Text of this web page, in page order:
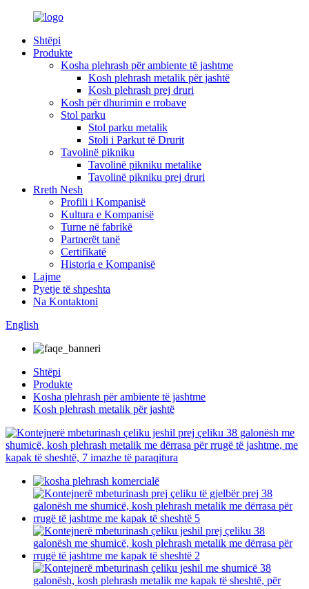
Shtëpi
Produkte
Kosha plehrash për ambiente të jashtme
Kosh plehrash metalik për jashtë
Kosh plehrash prej druri
Kosh për dhurimin e rrobave
Stol parku
Stol parku metalik
Stoli i Parkut të Drurit
Tavolinë pikniku
Tavolinë pikniku metalike
Tavolinë pikniku prej druri
Rreth Nesh
Profili i Kompanisë
Kultura e Kompanisë
Turne në fabrikë
Partnerët tanë
Certifikatë
Historia e Kompanisë
Lajme
Pyetje të shpeshta
Na Kontaktoni
English
Shtëpi
Produkte
Kosha plehrash për ambiente të jashtme
Kosh plehrash metalik për jashtë